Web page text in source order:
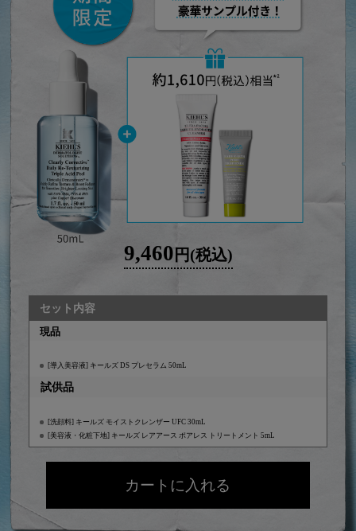
9,460 円(税込)
セット内容
現品
[導入美容液] キールズ DS プレセラム 50mL
試供品
[洗顔料] キールズ モイストクレンザー UFC 30mL
[美容液・化粧下地] キールズ レアアース ポアレス トリートメント 5mL
カートに入れるキールズ DS プレセラム